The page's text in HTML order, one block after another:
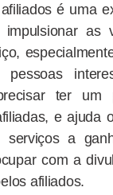
é uma
impulsionar as
pessoas
ter um
e ajuda
a
com a
afiliados.